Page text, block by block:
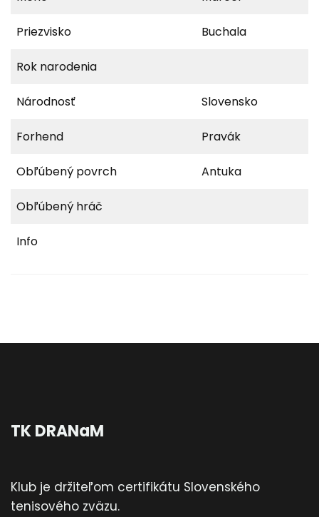
Priezvisko Buchala
Rok narodenia
Národnosť Slovensko
Forhend Pravák
Obľúbený povrch Antuka
Obľúbený hráč
Info
TK DRANaM
Klub je držiteľom certifikátu Slovenského
tenisového zväzu.